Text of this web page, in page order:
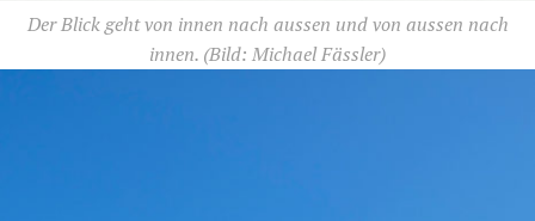
Der Blick geht von innen nach aussen und von aussen nach
innen. (Bild: Michael Fässler)